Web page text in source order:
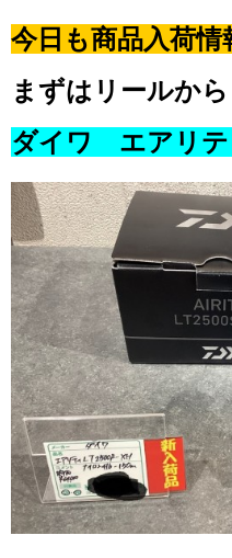
今日も商品入荷情
まずはリールから
ダイワ エアリテ